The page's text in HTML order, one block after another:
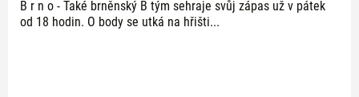
B r n o - Také brněnský B tým sehraje svůj zápas už v pátek
od 18 hodin. O body se utká na hřišti...